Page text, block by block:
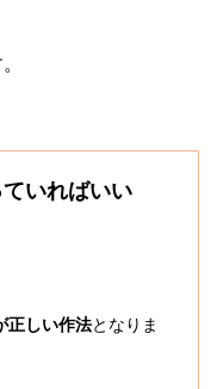
いればいい
正しい作法となりま